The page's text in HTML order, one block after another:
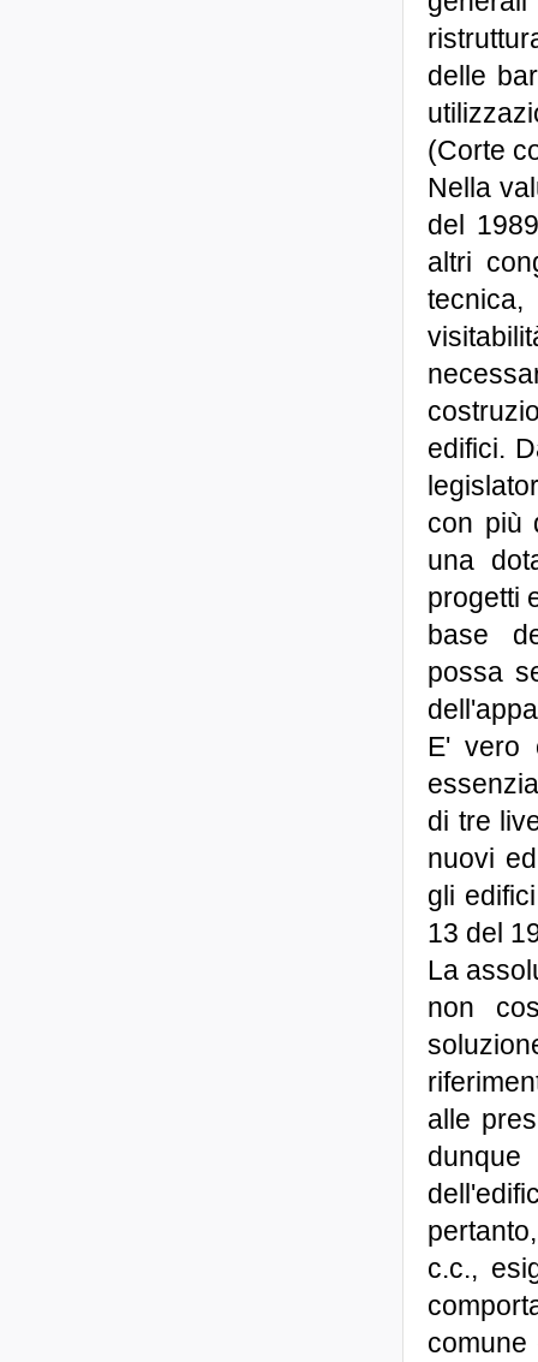
delle
(Corte
Nella
del
altri
edifici.
con più
una
progetti
base
possa
E' vero
di tre
nuovi
gli
13 del
La
non
alle
c.c.,